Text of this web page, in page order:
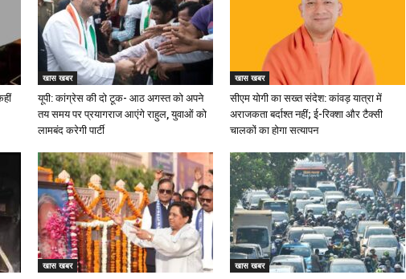
खास खबर
यूपी: कांग्रेस की दो टूक- आठ अगस्त को अपने
तय समय पर प्रयागराज आएंगे राहुल, युवाओं को
लामबंद करेगी पार्टी
खास खबर
सीएम योगी का सख्त संदेश: कांवड़ यात्रा में
अराजकता बर्दाश्त नहीं; ई-रिक्शा और टैक्सी
चालकों का होगा सत्यापन
खास खबर खास खबर